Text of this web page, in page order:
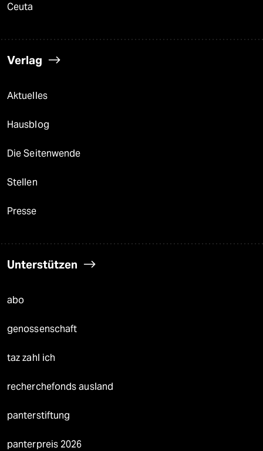
Ceuta
Verlag
Aktuelles
Hausblog
Die Seitenwende
Stellen
Presse
Unterstützen
abo
genossenschaft
taz zahl ich
recherchefonds ausland
panterstiftung
panterpreis 2026